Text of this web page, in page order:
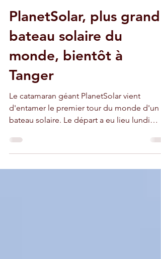
2 oct. 2010 2 min de lecture
PlanetSolar, plus grand
bateau solaire du
monde, bientôt à
Tanger
Le catamaran géant PlanetSolar vient
d'entamer le premier tour du monde d'un